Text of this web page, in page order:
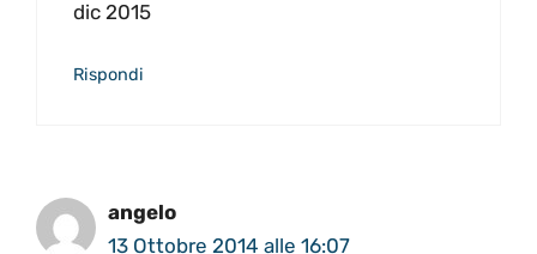
dic 2015
Rispondi
angelo
13 Ottobre 2014 alle 16:07